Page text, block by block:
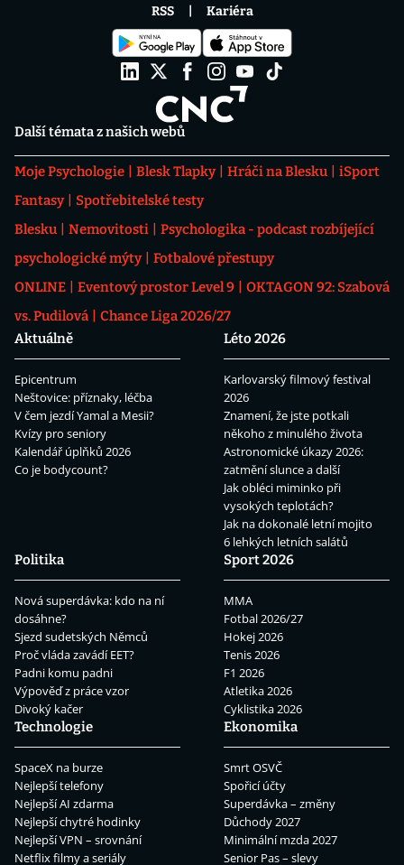
Další témata z našich webů
Moje Psychologie Blesk Tlapky Hráči na Blesku
iSport
Fantasy
Spotřebitelské testy
Blesku
Nemovitosti
Psychologika - podcast rozbíjející
psychologické mýty
Fotbalové přestupy
ONLINE
Eventový prostor Level 9
OKTAGON 92: Szabová
vs. Pudilová
Chance Liga 2026/27
Aktuálně
Epicentrum
Neštovice: příznaky, léčba
V čem jezdí Yamal a Mesii?
Kvízy pro seniory
Kalendář úplňků 2026
Co je bodycount?
Léto 2026
Karlovarský filmový festival
2026
Znamení, že jste potkali
někoho z minulého života
Astronomické úkazy 2026:
zatmění slunce a další
Jak obléci miminko při
vysokých teplotách?
Jak na dokonalé letní mojito
6 lehkých letních salátů
Politika
Nová superdávka: kdo na ní
dosáhne?
Sjezd sudetských Němců
Proč vláda zavádí EET?
Padni komu padni
Výpověď z práce vzor
Divoký kačer
Sport 2026
MMA
Fotbal 2026/27
Hokej 2026
Tenis 2026
F1 2026
Atletika 2026
Cyklistika 2026
Technologie
SpaceX na burze
Nejlepší telefony
Nejlepší AI zdarma
Nejlepší chytré hodinky
Nejlepší VPN – srovnání
Netflix filmy a seriály
Ekonomika
Smrt OSVČ
Spořicí účty
Superdávka – změny
Důchody 2027
Minimální mzda 2027
Senior Pas – slevy
RSS Kariéra